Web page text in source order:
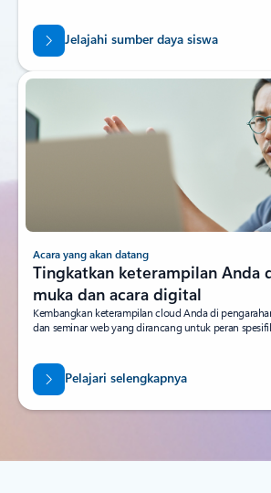
Jelajahi sumber daya siswa
Acara yang akan datang
Tingkatkan keterampilan Anda
muka dan acara digital
Kembangkan keterampilan cloud Anda di
dan seminar web yang dirancang untuk peran
Pelajari selengkapnya